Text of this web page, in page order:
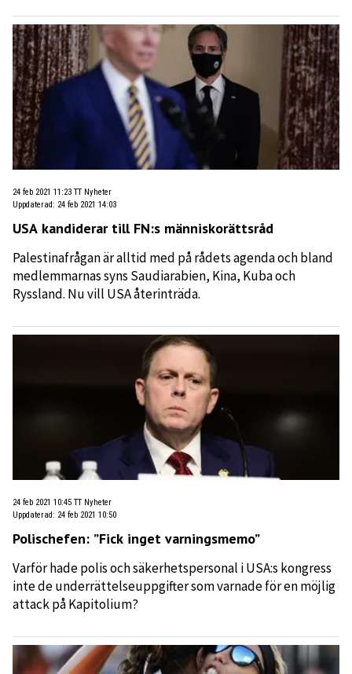
24 feb 2021 11:23 TT Nyheter
Uppdaterad: 24 feb 2021 14:03
USA kandiderar till FN:s människorättsråd
Palestinafrågan är alltid med på rådets agenda och bland
medlemmarnas syns Saudiarabien, Kina, Kuba och
Ryssland. Nu vill USA återinträda.
24 feb 2021 10:45 TT Nyheter
Uppdaterad: 24 feb 2021 10:50
Polischefen: ”Fick inget varningsmemo”
Varför hade polis och säkerhetspersonal i USA:s kongress
inte de underrättelseuppgifter som varnade för en möjlig
attack på Kapitolium?